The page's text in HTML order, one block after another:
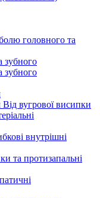
головного та
зубного
зубного
вугрової висипки
внутрішні
та протизапальні